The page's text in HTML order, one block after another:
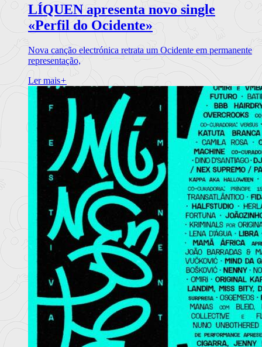
LÍQUEN apresenta novo single
«Perfil do Ocidente»
Nova canção electrónica retrata um Ocidente em permanente
representação,
Ler mais+